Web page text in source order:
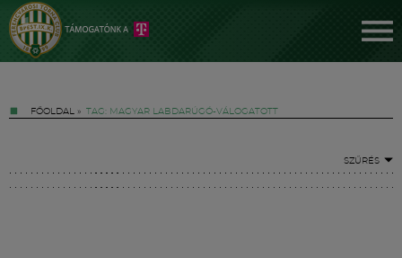
FŐOLDAL » TAG: MAGYAR LABDARÚGÓ-VÁLOGATOTT
SZŰRÉS